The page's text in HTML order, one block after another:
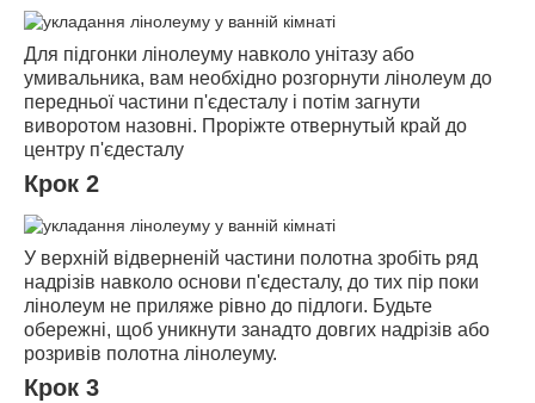
Для підгонки лінолеуму навколо унітазу або
умивальника, вам необхідно розгорнути лінолеум до
передньої частини п'єдесталу і потім загнути
виворотом назовні. Проріжте отвернутый край до
центру п'єдесталу
Крок 2
У верхній відверненій частини полотна зробіть ряд
надрізів навколо основи п'єдесталу, до тих пір поки
лінолеум не приляже рівно до підлоги. Будьте
обережні, щоб уникнути занадто довгих надрізів або
розривів полотна лінолеуму.
Крок 3